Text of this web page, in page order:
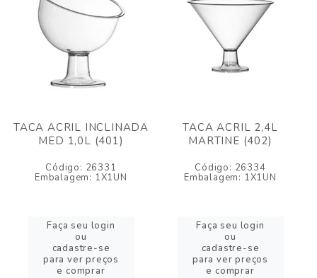
TACA ACRIL INCLINADA
MED 1,0L (401)
Código: 26331
Embalagem: 1X1UN
Faça seu login
ou
cadastre-se
para ver preços
e comprar
TACA ACRIL 2,4L
MARTINE (402)
Código: 26334
Embalagem: 1X1UN
Faça seu login
ou
cadastre-se
para ver preços
e comprar